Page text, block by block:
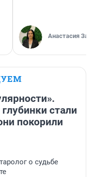
Анастасия
стали
покорили
о судьбе